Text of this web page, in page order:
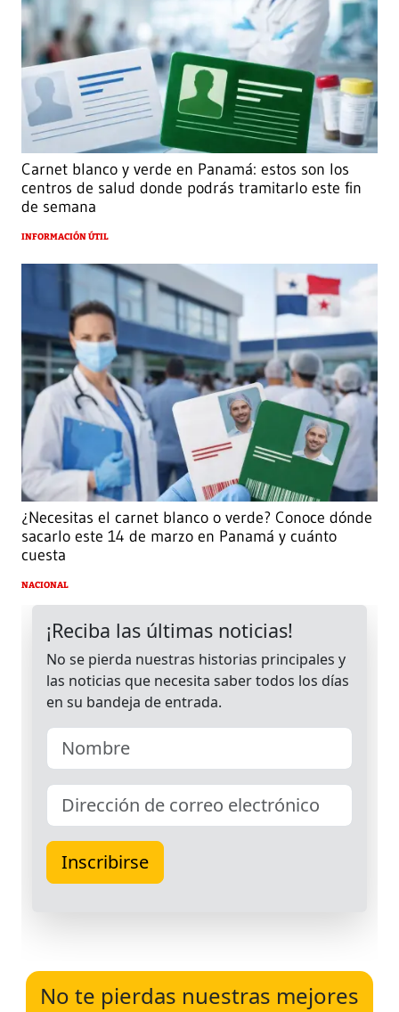
Carnet blanco y verde en Panamá: estos son los
centros de salud donde podrás tramitarlo este fin
de semana
INFORMACIÓN ÚTIL
¿Necesitas el carnet blanco o verde? Conoce dónde
sacarlo este 14 de marzo en Panamá y cuánto
cuesta
NACIONAL
No te pierdas nuestras mejores